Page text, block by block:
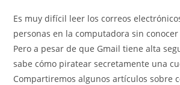
Es muy difícil leer los correos
personas en la computadora sin
Pero a pesar de que Gmail tiene alta
sabe cómo piratear secretamente una
Compartiremos algunos artículos sobre